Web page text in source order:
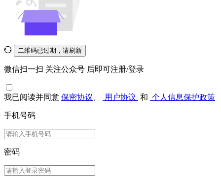
二维码已过期，请刷新
微信扫一扫 关注公众号 后即可注册/登录
我已阅读并同意 保密协议 用户协议 和 个人信息保护政策
手机号码
密码